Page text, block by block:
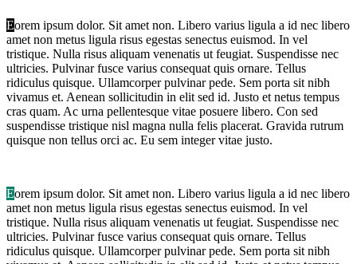
Eorem ipsum dolor. Sit amet non. Libero varius ligula a id nec libero
amet non metus ligula risus egestas senectus euismod. In vel
tristique. Nulla risus aliquam venenatis ut feugiat. Suspendisse nec
ultricies. Pulvinar fusce varius consequat quis ornare. Tellus
ridiculus quisque. Ullamcorper pulvinar pede. Sem porta sit nibh
vivamus et. Aenean sollicitudin in elit sed id. Justo et netus tempus
cras quam. Ac urna pellentesque vitae posuere libero. Con sed
suspendisse tristique nisl magna nulla felis placerat. Gravida rutrum
quisque non tellus orci ac. Eu sem integer vitae justo.
Eorem ipsum dolor. Sit amet non. Libero varius ligula a id nec libero
amet non metus ligula risus egestas senectus euismod. In vel
tristique. Nulla risus aliquam venenatis ut feugiat. Suspendisse nec
ultricies. Pulvinar fusce varius consequat quis ornare. Tellus
ridiculus quisque. Ullamcorper pulvinar pede. Sem porta sit nibh